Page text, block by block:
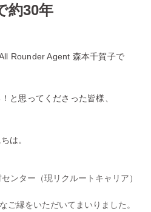
約30年
Rounder Agent 森本千賀子で
と思ってくださった皆様、
は。
ンター（現リクルートキャリア）
ご縁をいただいてまいりました。